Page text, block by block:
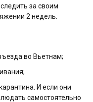
за своим
2 недель.
во Вьетнам;
И если они
самостоятельно